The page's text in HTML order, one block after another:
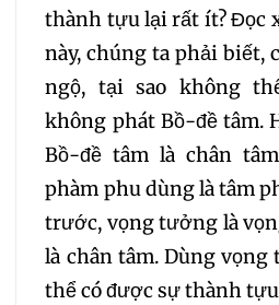
099 100
102 103
105 106
108 109
112 113
thành tựu lại rất ít? Đọc
này, chúng ta phải biết,
ngộ, tại sao không
không phát Bồ-đề tâm.
Bồ-đề tâm là chân
phàm phu dùng là tâm
trước, vọng tưởng là
là chân tâm. Dùng vọng
thể có được sự thành